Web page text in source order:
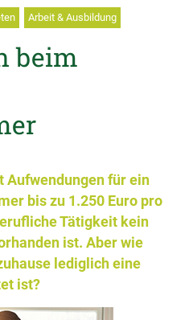
Arbeit & Ausbildung
beim
Aufwendungen für ein
bis zu 1.250 Euro pro
Tätigkeit kein
ist. Aber wie
lediglich eine
ist?